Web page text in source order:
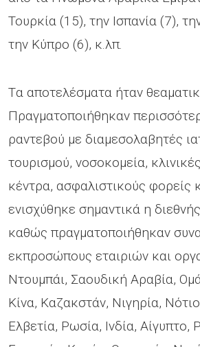
Τουρκία (15), την Ισπανία (7),
την Κύπρο (6), κ.λπ.
Tα αποτελέσματα ήταν
Πραγματοποιήθηκαν
ραντεβού με διαμεσολαβητές
τουρισμού, νοσοκομεία,
κέντρα, ασφαλιστικούς φορείς
ενισχύθηκε σημαντικά η
καθώς πραγματοποιήθηκαν
εκπροσώπους εταιριών και
Ντουμπάι, Σαουδική Αραβία,
Κίνα, Καζακστάν, Νιγηρία,
Ελβετία, Ρωσία, Ινδία, Αίγυπτο,